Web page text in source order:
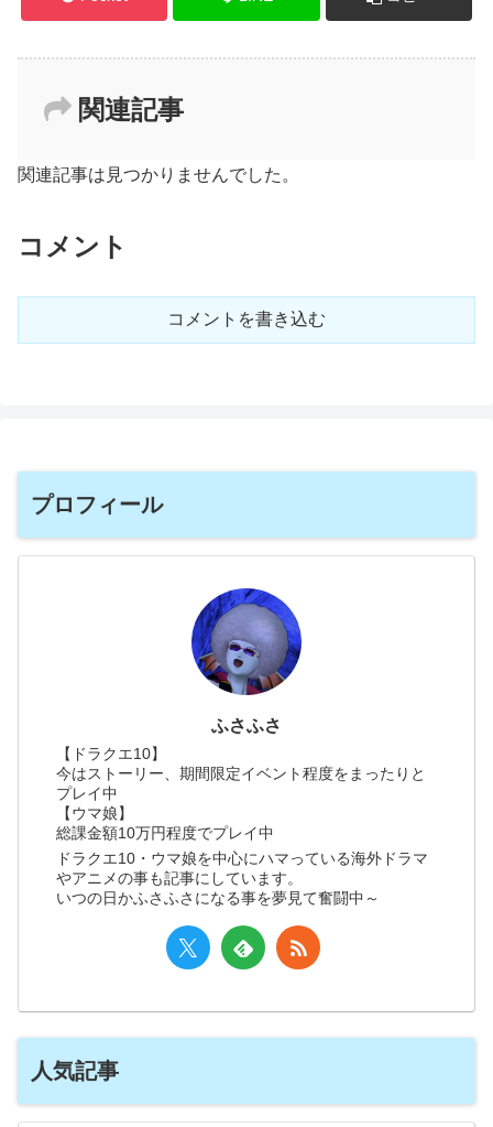
関連記事
関連記事は見つかりませんでした。
コメント
コメントを書き込む
プロフィール
ふさふさ
【ドラクエ10】
今はストーリー、期間限定イベント程度をまったりと
プレイ中
【ウマ娘】
総課金額10万円程度でプレイ中
ドラクエ10・ウマ娘を中心にハマっている海外ドラマ
やアニメの事も記事にしています。
いつの日かふさふさになる事を夢見て奮闘中～
人気記事